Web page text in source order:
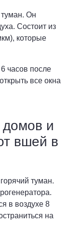
Он
Состоит из
которые
часов после
все окна
домов и
вшей в
туман.
в воздухе 8
на